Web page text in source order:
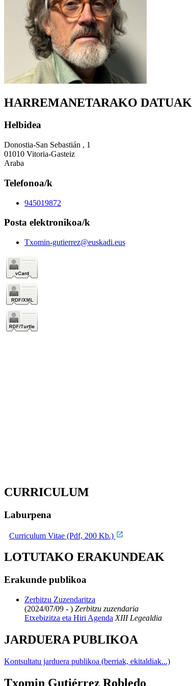
HARREMANETARAKO DATUAK
Helbidea
Donostia-San Sebastián , 1
01010 Vitoria-Gasteiz
Araba
Telefonoa/k
945019872
Posta elektronikoa/k
Txomin-gutierrez@euskadi.eus
CURRICULUM
Laburpena
Curriculum Vitae (Pdf, 200 Kb.)
LOTUTAKO ERAKUNDEAK
Erakunde publikoa
Zerbitzu Zuzendaritza
(2024/07/09 - ) Zerbitzu zuzendaria
Etxebizitza eta Hiri Agenda XIII Legealdia
JARDUERA PUBLIKOA
Kontsultatu jarduera publikoa (berriak, ekitaldiak...)
Txomin Gutiérrez Robledo